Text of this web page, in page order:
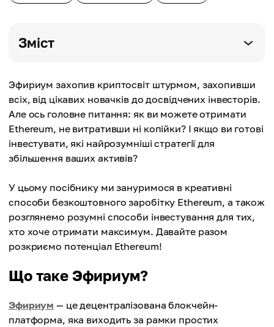
Зміст
Эфириум захопив криптосвіт штурмом, захопивши
всіх, від цікавих новачків до досвідчених інвесторів.
Але ось головне питання: як ви можете отримати
Ethereum, не витративши ні копійки? І якщо ви готові
інвестувати, які найрозумніші стратегії для
збільшення ваших активів?
У цьому посібнику ми зануримося в креативні
способи безкоштовного заробітку Ethereum, а також
розглянемо розумні способи інвестування для тих,
хто хоче отримати максимум. Давайте разом
розкриємо потенціал Ethereum!
Що таке Эфириум?
Эфириум — це децентралізована блокчейн-
платформа, яка виходить за рамки простих